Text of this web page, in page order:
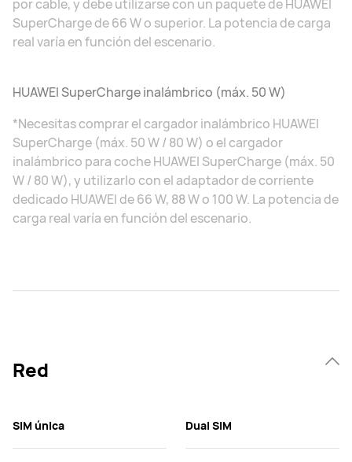
por cable, y debe utilizarse con un paquete de HUAWEI
SuperCharge de 66 W o superior. La potencia de carga
real varía en función del escenario.
HUAWEI SuperCharge inalámbrico (máx. 50 W)
*Necesitas comprar el cargador inalámbrico HUAWEI
SuperCharge (máx. 50 W / 80 W) o el cargador
inalámbrico para coche HUAWEI SuperCharge (máx. 50
W / 80 W), y utilizarlo con el adaptador de corriente
dedicado HUAWEI de 66 W, 88 W o 100 W. La potencia de
carga real varía en función del escenario.
Red
SIM única Dual SIM